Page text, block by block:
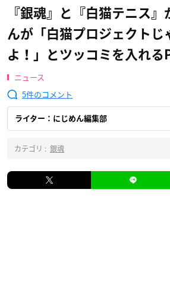
『銀魂』と『白猫テニス』
んが「白猫プロジェクトじ
よ！」とツッコミを入れる
ニュース
5
ライター：にじめん編集部
カテゴリ : 銀魂